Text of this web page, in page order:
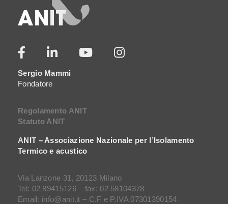
Sergio Mammi
Fondatore
Regolamento ANIT
Statuto ANIT
ANIT – Associazione Nazionale per l’Isolamento
Termico e acustico
Via Lanzone 31, 20123 Milano
Tel: 02 89415126 – fax: 02 58104378
Email: info@anit.it – C.F e P.IVA 07301390154